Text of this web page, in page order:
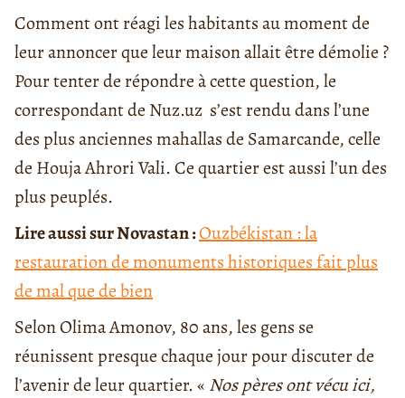
Comment ont réagi les habitants au moment de
leur annoncer que leur maison allait être démolie ?
Pour tenter de répondre à cette question, le
correspondant de Nuz.uz s’est rendu dans l’une
des plus anciennes mahallas de Samarcande, celle
de Houja Ahrori Vali. Ce quartier est aussi l’un des
plus peuplés.
Lire aussi sur Novastan :Ouzbékistan : la
restauration de monuments historiques fait plus
de mal que de bien
Selon Olima Amonov, 80 ans, les gens se
réunissent presque chaque jour pour discuter de
l’avenir de leur quartier. « Nos pères ont vécu ici,